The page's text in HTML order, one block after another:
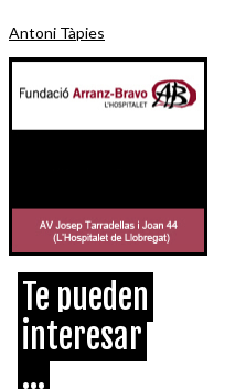
Antoni Tàpies
Te pueden
interesar
...